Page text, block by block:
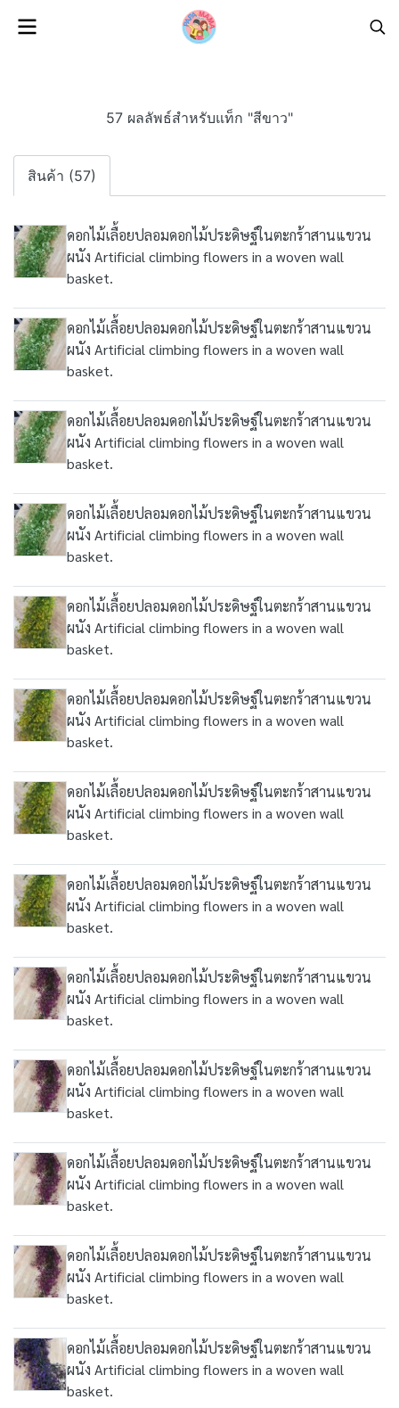
57 ผลลัพธ์สำหรับแท็ก "สีขาว"
สินค้า (57)
ดอกไม้เลื้อยปลอมดอกไม้ประดิษฐ์ในตะกร้าสานแขวน
ผนัง Artificial climbing flowers in a woven wall
basket.
ดอกไม้เลื้อยปลอมดอกไม้ประดิษฐ์ในตะกร้าสานแขวน
ผนัง Artificial climbing flowers in a woven wall
basket.
ดอกไม้เลื้อยปลอมดอกไม้ประดิษฐ์ในตะกร้าสานแขวน
ผนัง Artificial climbing flowers in a woven wall
basket.
ดอกไม้เลื้อยปลอมดอกไม้ประดิษฐ์ในตะกร้าสานแขวน
ผนัง Artificial climbing flowers in a woven wall
basket.
ดอกไม้เลื้อยปลอมดอกไม้ประดิษฐ์ในตะกร้าสานแขวน
ผนัง Artificial climbing flowers in a woven wall
basket.
ดอกไม้เลื้อยปลอมดอกไม้ประดิษฐ์ในตะกร้าสานแขวน
ผนัง Artificial climbing flowers in a woven wall
basket.
ดอกไม้เลื้อยปลอมดอกไม้ประดิษฐ์ในตะกร้าสานแขวน
ผนัง Artificial climbing flowers in a woven wall
basket.
ดอกไม้เลื้อยปลอมดอกไม้ประดิษฐ์ในตะกร้าสานแขวน
ผนัง Artificial climbing flowers in a woven wall
basket.
ดอกไม้เลื้อยปลอมดอกไม้ประดิษฐ์ในตะกร้าสานแขวน
ผนัง Artificial climbing flowers in a woven wall
basket.
ดอกไม้เลื้อยปลอมดอกไม้ประดิษฐ์ในตะกร้าสานแขวน
ผนัง Artificial climbing flowers in a woven wall
basket.
ดอกไม้เลื้อยปลอมดอกไม้ประดิษฐ์ในตะกร้าสานแขวน
ผนัง Artificial climbing flowers in a woven wall
basket.
ดอกไม้เลื้อยปลอมดอกไม้ประดิษฐ์ในตะกร้าสานแขวน
ผนัง Artificial climbing flowers in a woven wall
basket.
ดอกไม้เลื้อยปลอมดอกไม้ประดิษฐ์ในตะกร้าสานแขวน
ผนัง Artificial climbing flowers in a woven wall
basket.